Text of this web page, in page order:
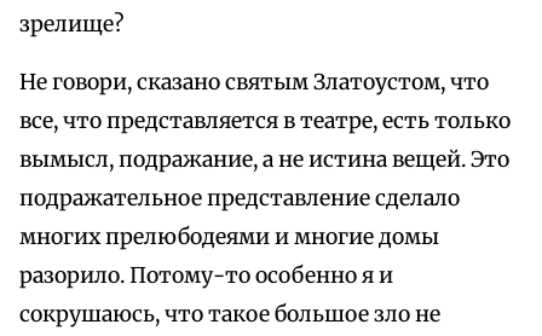
зрелище?
Не говори, сказано святым Златоустом, что
все, что представляется в театре, есть только
вымысл, подражание, а не истина вещей. Это
подражательное представление сделало
многих прелюбодеями и многие домы
разорило. Потому-то особенно я и
сокрушаюсь, что такое большое зло не